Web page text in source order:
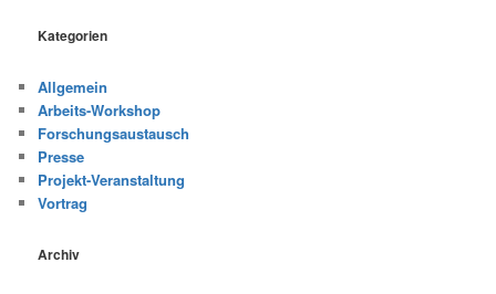
Kategorien
Allgemein
Arbeits-Workshop
Forschungsaustausch
Presse
Projekt-Veranstaltung
Vortrag
Archiv